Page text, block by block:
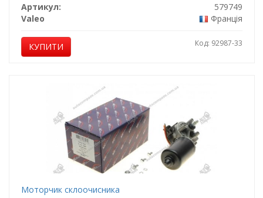
Артикул:
579749
Valeo
Франція
КУПИТИ Код: 92987-33
Моторчик склоочисника